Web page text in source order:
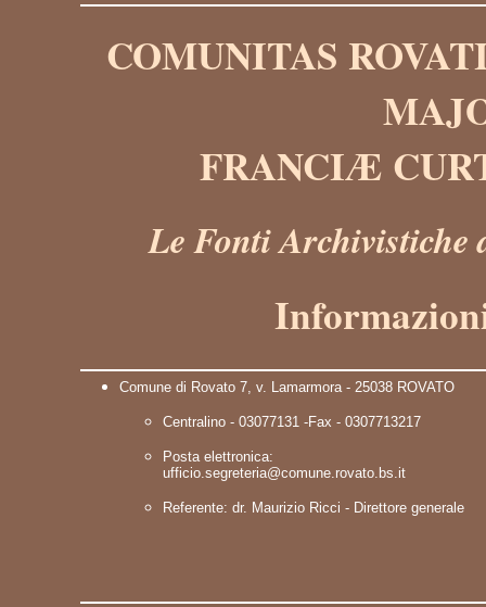
COMUNITAS
FRANCIÆ
Le Fonti Archivistiche
Comune di Rovato 7, v. Lamarmora - 25038 ROVATO
Centralino - 03077131 -Fax - 0307713217
Posta elettronica:
ufficio.segreteria@comune.rovato.bs.it
Referente: dr. Maurizio Ricci - Direttore generale